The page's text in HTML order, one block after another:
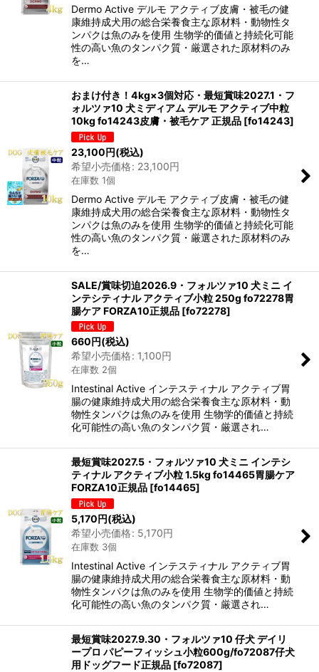
Dermo Active デルモ アクティブ皮膚・被毛の健
康維持成犬用の総合栄養食主な原材料・動物性タ
ンパクは魚のみを使用 生物学的価値と持続化可能
性の高い魚のタンパク質・厳選された原材料のみ
を…
おまけ付き！4kg×3個対応・最短賞味2027.1・フ
ォルツァ10 犬ミディアム デルモ アクティブ中粒
10kg fo14243皮膚・被毛ケア 正規品 [fo14243]
23,100円(税込)
希望小売価格: 23,100円
在庫数 1個
Dermo Active デルモ アクティブ皮膚・被毛の健
康維持成犬用の総合栄養食主な原材料・動物性タ
ンパクは魚のみを使用 生物学的価値と持続化可能
性の高い魚のタンパク質・厳選された原材料のみ
を…
SALE/賞味切迫2026.9・フォルツァ10 犬ミニ イ
ンテシティナル アクティブ小粒 250g fo72278胃
腸ケア FORZA10正規品 [fo72278]
660円(税込)
希望小売価格: 1,100円
在庫数 2個
Intestinal Active インテスティナル アクティブ胃
腸の健康維持成犬用の総合栄養食主な原材料・動
物性タンパクは魚のみを使用 生物学的価値と持続
化可能性の高い魚のタンパク質・厳選され…
最短賞味2027.5・フォルツァ10 犬ミニ インテシ
ティナル アクティブ小粒 1.5kg fo14465胃腸ケア
FORZA10正規品 [fo14465]
5,170円(税込)
希望小売価格: 5,170円
在庫数 3個
Intestinal Active インテスティナル アクティブ胃
腸の健康維持成犬用の総合栄養食主な原材料・動
物性タンパクは魚のみを使用 生物学的価値と持続
化可能性の高い魚のタンパク質・厳選され…
最短賞味2027.9.30・フォルツァ10 仔犬 デイリ
ープロ パピーフィッシュ小粒600g/fo72087仔犬
用ドッグフード正規品 [fo72087]